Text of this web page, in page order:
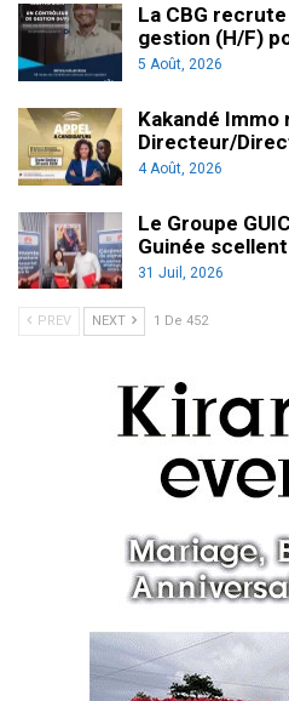
La CBG
gestion (H/F)
5 Août, 2026
Kakandé
Directeur/
4 Août, 2026
Le Groupe
Guinée
31 Juil, 2026
PREV NEXT 1 De 452